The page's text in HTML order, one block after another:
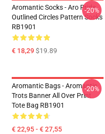
Aromantic Socks - Aro Pride
Outlined Circles Pattern Socks
RB1901
€ 18,29$19.89
-20%
Aromantic Bags - Aromantic
Trots Banner All Over Print
Tote Bag RB1901
€ 22,95 - € 27,55
-20%